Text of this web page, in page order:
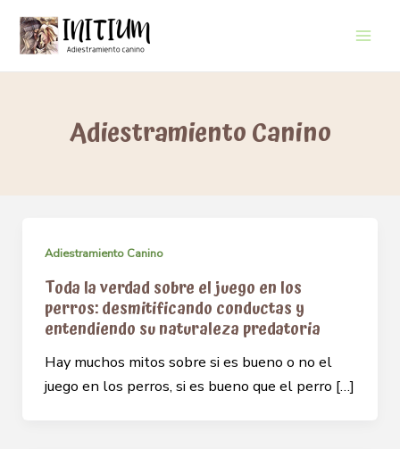
contenido
Adiestramiento Canino
Adiestramiento Canino
Toda la verdad sobre el juego en los
perros: desmitificando conductas y
entendiendo su naturaleza predatoria
Hay muchos mitos sobre si es bueno o no el
juego en los perros, si es bueno que el perro […]